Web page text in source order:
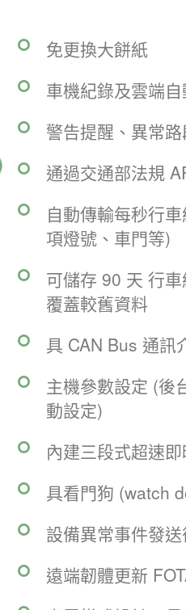
免更換大餅紙
車機紀錄及雲端
警告提醒、異常
通過交通部法規
自動傳輸每秒行
項燈號、車門等)
可儲存 90 天 行
覆蓋較舊資料
具 CAN Bus 通訊
主機參數設定 (後
動設定)
內建三段式超速
具看門狗 (watch
設備異常事件發
遠端韌體更新